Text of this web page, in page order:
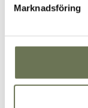
Marknadsföring